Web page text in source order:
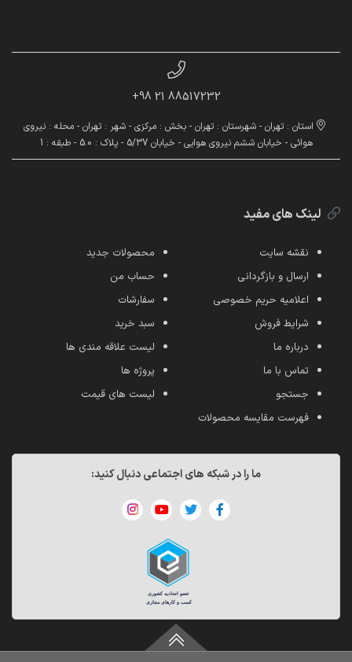
88517232 21 98+
استان : تهران - شهرستان : تهران - بخش : مرکزی - شهر : تهران - محله : نیروی
هوائی - خیابان ششم نیروی هوایی - خیابان 5/37 - پلاک : 5.0 - طبقه : 1
لینک های مفید
نقشه سایت
ارسال و بازگردانی
اعلامیه حریم خصوصی
شرایط فروش
درباره ما
تماس با ما
جستجو
فهرست مقایسه محصولات
محصولات جدید
حساب من
سفارشات
سبد خرید
لیست علاقه مندی ها
پروژه ها
لیست های قیمت
ما را در شبکه های اجتماعی دنبال کنید: